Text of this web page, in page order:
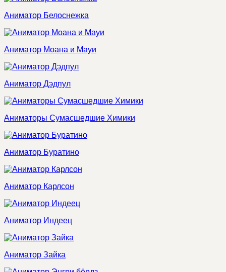
Аниматор Белоснежка
Аниматор Моана и Мауи
Аниматор Дэдпул
Аниматоры Сумасшедшие Химики
Аниматор Буратино
Аниматор Карлсон
Аниматор Индеец
Аниматор Зайка